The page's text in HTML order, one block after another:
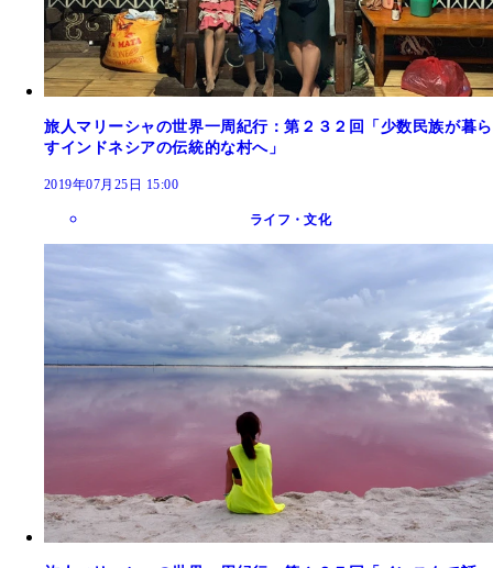
旅人マリーシャの世界一周紀行：第２３２回「少数民族が暮ら
すインドネシアの伝統的な村へ」
2019年07月25日 15:00
ライフ・文化